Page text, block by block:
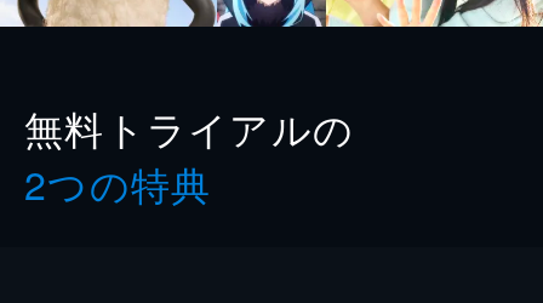
無料トライアルの
2つの特典